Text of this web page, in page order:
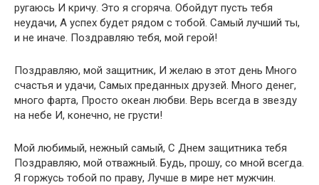
ругаюсь И кричу. Это я сгоряча. Обойдут пусть тебя
неудачи, А успех будет рядом с тобой. Самый лучший ты,
и не иначе. Поздравляю тебя, мой герой!
Поздравляю, мой защитник, И желаю в этот день Много
счастья и удачи, Самых преданных друзей. Много денег,
много фарта, Просто океан любви. Верь всегда в звезду
на небе И, конечно, не грусти!
Мой любимый, нежный самый, С Днем защитника тебя
Поздравляю, мой отважный. Будь, прошу, со мной всегда.
Я горжусь тобой по праву, Лучше в мире нет мужчин.